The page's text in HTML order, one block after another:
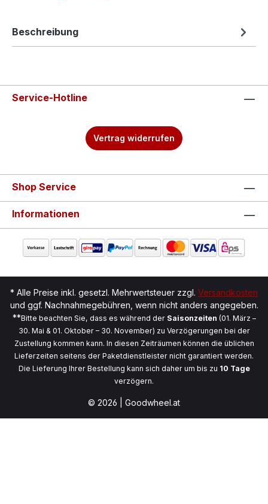
Beschreibung
Service-Hotline
Vertrag widerrufen
Shop Service
Informationen
* Alle Preise inkl. gesetzl. Mehrwertsteuer zzgl. Versandkosten
und ggf. Nachnahmegebühren, wenn nicht anders angegeben.
**Bitte beachten Sie, dass es während der Saisonzeiten (01. März –
30. Mai & 01. Oktober – 30. November) zu Verzögerungen bei der
Zustellung kommen kann. In diesen Zeiträumen können die üblichen
Lieferzeiten seitens der Paketdienstleister nicht garantiert werden.
Die Lieferung Ihrer Bestellung kann sich daher um bis zu 10 Tage
verzögern.
© 2026 | Goodwheel.at